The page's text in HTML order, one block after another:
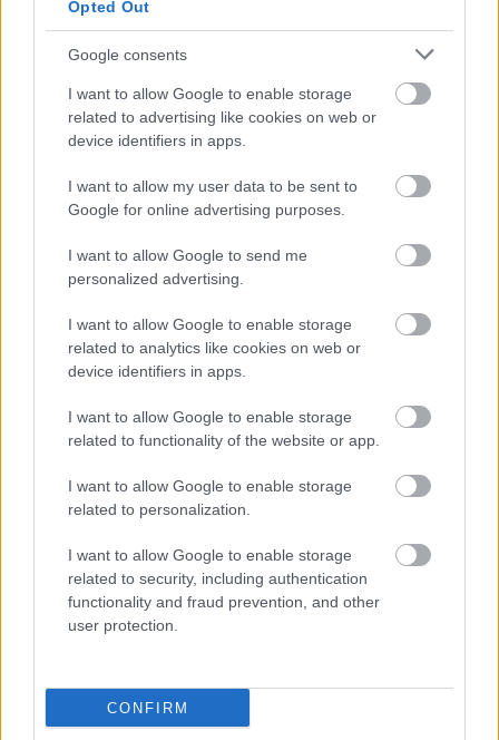
Opted Out
Google consents
I want to allow Google to enable storage
related to advertising like cookies on web or
device identifiers in apps.
I want to allow my user data to be sent to
Google for online advertising purposes.
I want to allow Google to send me
personalized advertising.
I want to allow Google to enable storage
related to analytics like cookies on web or
device identifiers in apps.
I want to allow Google to enable storage
related to functionality of the website or app.
I want to allow Google to enable storage
related to personalization.
I want to allow Google to enable storage
related to security, including authentication
functionality and fraud prevention, and other
user protection.
CONFIRM
οποίο και αξιώνει το κόμμα αυτό ότι
εκπροσωπεί, και των διεφθαρμένων πολιτικών
«ελίτ».
Αυτή η σύγκρουση εντοπίζεται κυρίως σε
δύο διαστάσεις:
Στην οικονομία εκδηλώνεται με την αντίθεση προς
τις πολιτικές του ελεύθερου εμπορίου, της
του καπιταλιστικού συστήματος, προκρίνοντας
την αναδιανομή και την κρατική παρέμβαση υπέρ
του «λαού».